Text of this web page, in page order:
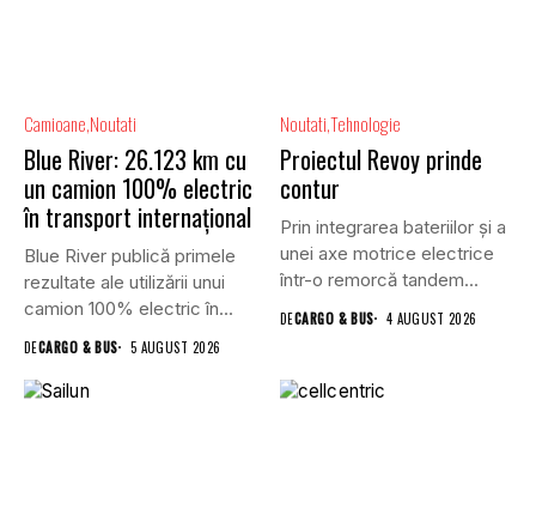
Camioane Noutati
Blue River: 26.123 km cu
un camion 100% electric
în transport internațional
Blue River publică primele
rezultate ale utilizării unui
camion 100% electric în...
DECARGO & BUS 5 AUGUST 2026
NoutatiTehnologie
Proiectul Revoy prinde
contur
Prin integrarea bateriilor și a
unei axe motrice electrice
într-o remorcă tandem...
DECARGO & BUS 4 AUGUST 2026